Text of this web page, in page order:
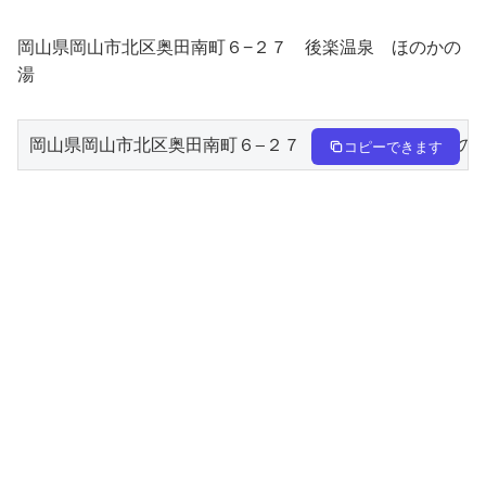
岡山県岡山市北区奥田南町６−２７ 後楽温泉 ほのかの
湯
岡山県岡山市北区奥田南町６−２７　後楽温泉　ほのかの
コピーできます